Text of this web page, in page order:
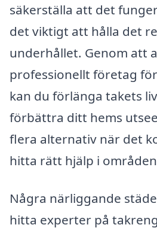
säkerställa att det
det viktigt att hålla det
underhållet. Genom att
professionellt företag
kan du förlänga takets
förbättra ditt hems
flera alternativ när det
hitta rätt hjälp i
Några närliggande
hitta experter på